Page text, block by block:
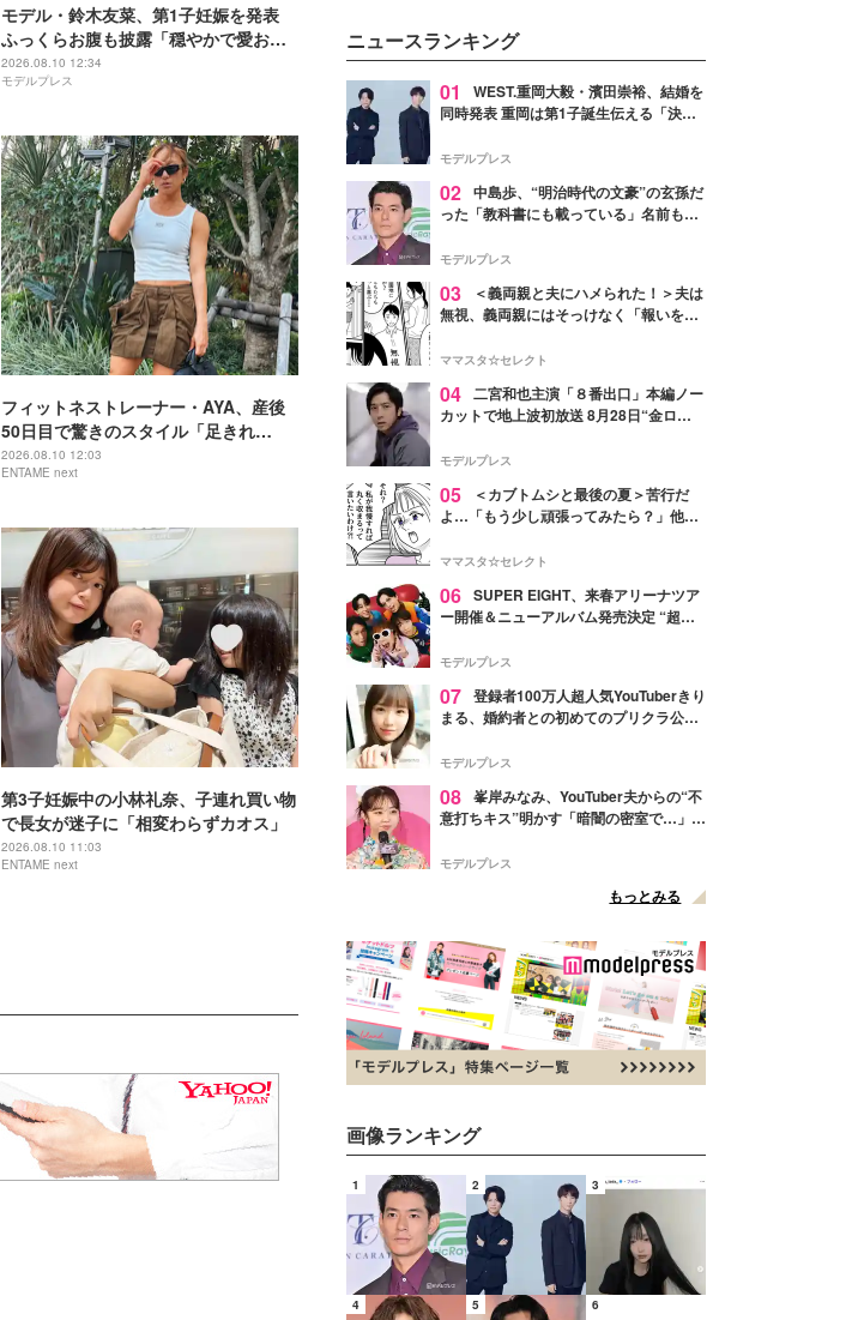
モデル・鈴木友菜、第1子妊娠を発表
ふっくらお腹も披露「穏やかで愛おし
い日々を過ごしています」
2026.08.10 12:34
モデルプレス
フィットネストレーナー・AYA、産後
50日目で驚きのスタイル「足きれ
ー！！」「カッコいい」
2026.08.10 12:03
ENTAME next
第3子妊娠中の小林礼奈、子連れ買い物
で長女が迷子に「相変わらずカオス」
2026.08.10 11:03
ENTAME next
して、“髪そのものの美しさ”に改
めて注目する人が増えている様
子。今回は、そんな憧れの艶やか
な髪を日常で叶える、美容好きの
ます。
ニュースランキング
01
WEST.重岡大毅・濱田崇裕、結婚を
同時発表 重岡は第1子誕生伝える「決し
【全文】
モデルプレス
02 中島歩、“明治時代の文豪”の玄孫だ
った「教科書にも載っている」名前も先
モデルプレス
03
＜義両親と夫にハメられた！＞夫は
無視、義両親にはそっけなく「報いを受
ママスタ☆セレクト
04 二宮和也主演「８番出口」本編ノー
カットで地上波初放送 8月28日“金ロ
モデルプレス
05
＜カブトムシと最後の夏＞苦行だ
よ…「もう少し頑張ってみたら？」他人
ママスタ☆セレクト
06 SUPER EIGHT、来春アリーナツア
ー開催＆ニューアルバム発売決定 “超
モデルプレス
07 登録者100万人超人気YouTuberきり
まる、婚約者との初めてのプリクラ公開
い」と反響
モデルプレス
08 峯岸みなみ、YouTuber夫からの“不
意打ちキス”明かす「暗闇の密室で…」
モデルプレス
もっとみる
画像ランキング
1 2 3
4 5 6